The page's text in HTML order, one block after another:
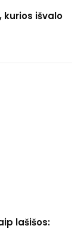
kurios išvalo
lašišos: